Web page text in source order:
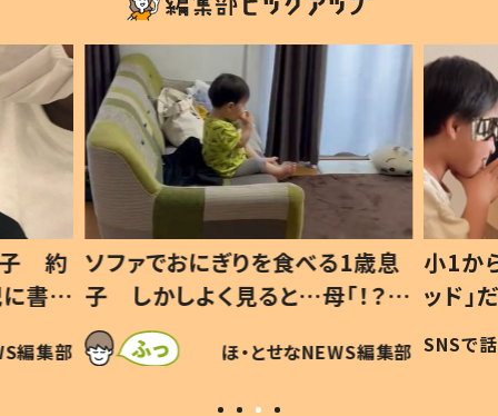
歳息
？」
編集部
小1から不登校、息子は「ギフテ
ッド」だった 父が“ウチ給食”を
作り続ける理由とは #令和の親
#令和の子
SNSで話題 ほ・とせなNEWS編集部
ひ孫
が、抱
「涙
い」